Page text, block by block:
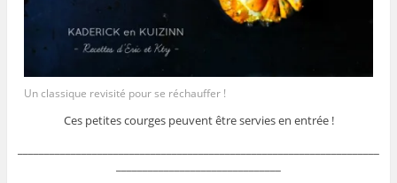
Un classique revisité pour se réchauffer !
Ces petites courges peuvent être servies en entrée !